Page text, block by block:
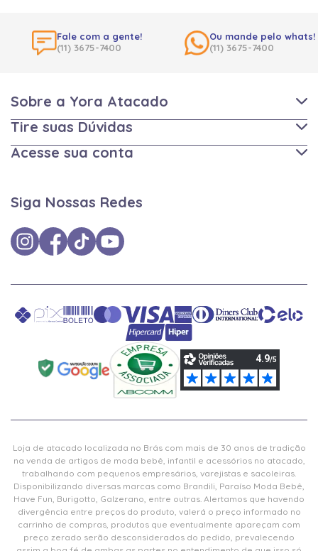
Fale com a gente!
(11) 3675-7400
Ou mande pelo whats!
(11) 3675-7400
Sobre a Yora Atacado
Tire suas Dúvidas
Acesse sua conta
Siga Nossas Redes
Loja de atacado localizada no Brás com mais de 30 anos de tradição
na venda de artigos de moda bebê, infantil e acessórios no atacado,
trabalhando com pequenos empresários, varejistas e sacoleiras.
Disponibilizando diversas marcas como Brandili, Paraíso Moda Bebê,
Have Fun, Burigotto, Galzerano, entre outras. Alertamos que havendo
divergência entre preços do produto, valerá o preço informado no
carrinho de compras, produtos que eventualmente apareçam com
preço zerado serão desconsiderados do pedido, prevalecendo